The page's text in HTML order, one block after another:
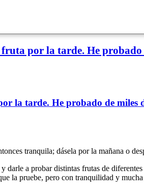
por la tarde. He
la tarde. He probado de miles
tranquila; dásela por la mañana o
a probar distintas frutas de
la pruebe, pero con tranquilidad y